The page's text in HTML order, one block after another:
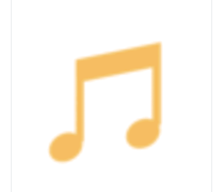
のと同じ指でボウリングもすれば、ハンバーガも
食べる。戦争を仕事にしなければ生きられない子
どもたちの寓話。著者、渾身の新境地！
製品紹介より引用